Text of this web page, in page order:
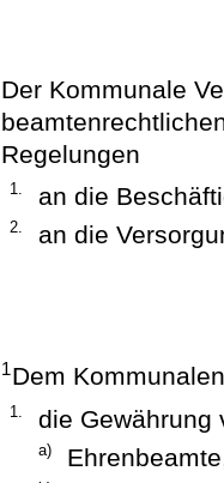
Der Kommunale
Regelungen
1. an die
2. an die
1Dem
1. die Gewährung
a)